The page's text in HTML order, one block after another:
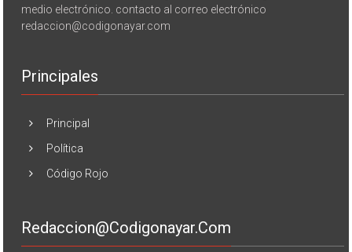
medio electrónico. contacto al correo electrónico
redaccion@codigonayar.com
Principales
Principal
Política
Código Rojo
Redaccion@codigonayar.com